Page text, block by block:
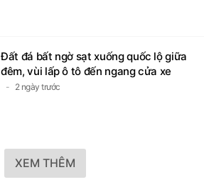
Đất đá bất ngờ sạt xuống quốc lộ giữa
đêm, vùi lấp ô tô đến ngang cửa xe
2 ngày trước
XEM THÊM